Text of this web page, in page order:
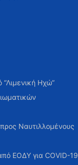
“Λιμενική Ηχώ”
προς Ναυτιλλομένους
ΕΟΔΥ για COVID-19